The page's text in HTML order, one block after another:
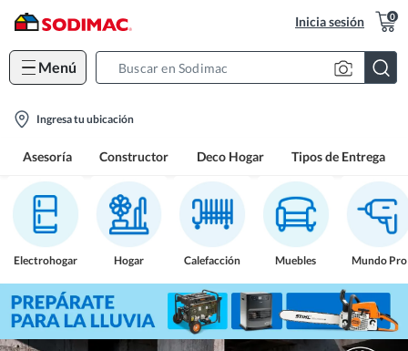
Inicia sesión 0
Menú
location-
Ingresa tu ubicación
Asesoría Constructor Deco Hogar Tipos de Entrega
Electrohogar Hogar Calefacción Muebles Mundo Pro